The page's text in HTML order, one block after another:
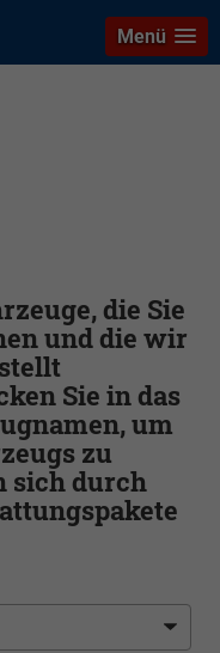
Menü
die Sie
und die wir
Sie in das
um
zu
sich durch